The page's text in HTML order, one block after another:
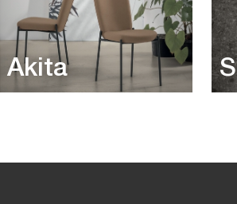
Akita